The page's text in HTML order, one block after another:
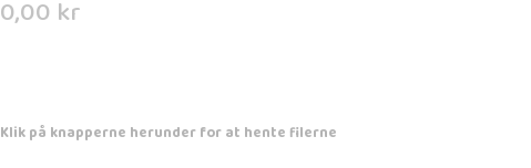
0,00 kr
Klik på knapperne herunder for at hente filerne